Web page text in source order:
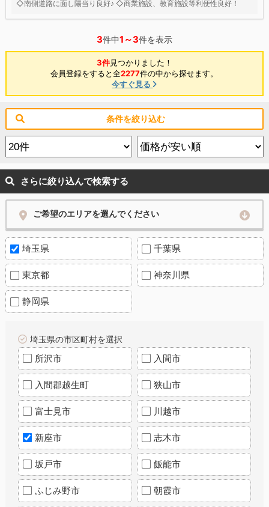
◇南側道路に面し陽当り良好♪ ◇商業施設、教育施設等利便性良好！
3件中1～3件を表示
3件見つかりました！
会員登録をすると全2277件の中から探せます。
今すぐ見る
条件を絞り込む
さらに絞り込んで検索する
ご希望のエリアを選んでください
埼玉県 千葉県
東京都 神奈川県
静岡県
埼玉県の市区町村を選択
所沢市 入間市
入間郡越生町 狭山市
富士見市 川越市
新座市 志木市
坂戸市 飯能市
ふじみ野市 朝霞市